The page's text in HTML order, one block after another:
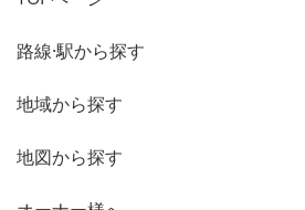
路線·駅から探す
地域から探す
地図から探す